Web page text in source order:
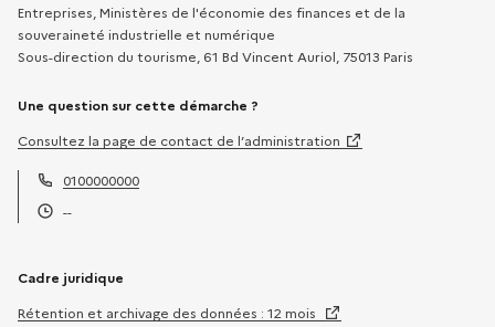
Entreprises, Ministères de l'économie des finances et de la
souveraineté industrielle et numérique
Sous-direction du tourisme, 61 Bd Vincent Auriol, 75013 Paris
Une question sur cette démarche ?
Consultez la page de contact de l’administration
Téléphone :
0100000000
--
Cadre juridique
Rétention et archivage des données : 12 mois